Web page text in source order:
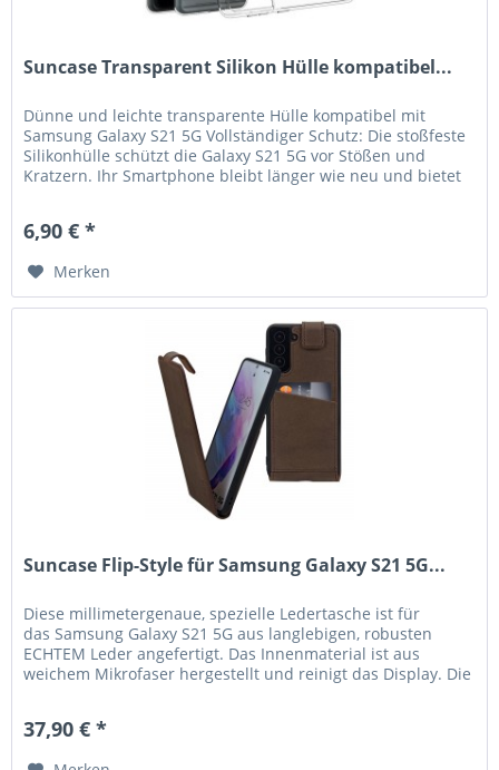
Suncase Transparent Silikon Hülle kompatibel...
Dünne und leichte transparente Hülle kompatibel mit
Samsung Galaxy S21 5G Vollständiger Schutz: Die stoßfeste
Silikonhülle schützt die Galaxy S21 5G vor Stößen und
Kratzern. Ihr Smartphone bleibt länger wie neu und bietet
6,90 € *
Merken
Suncase Flip-Style für Samsung Galaxy S21 5G...
Diese millimetergenaue, spezielle Ledertasche ist für
das Samsung Galaxy S21 5G aus langlebigen, robusten
ECHTEM Leder angefertigt. Das Innenmaterial ist aus
weichem Mikrofaser hergestellt und reinigt das Display. Die
37,90 € *